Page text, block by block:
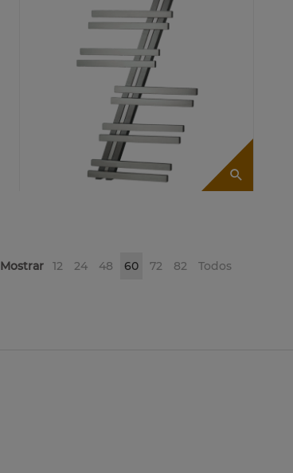
12 24 48 60 72 82 Todos
Mostrar